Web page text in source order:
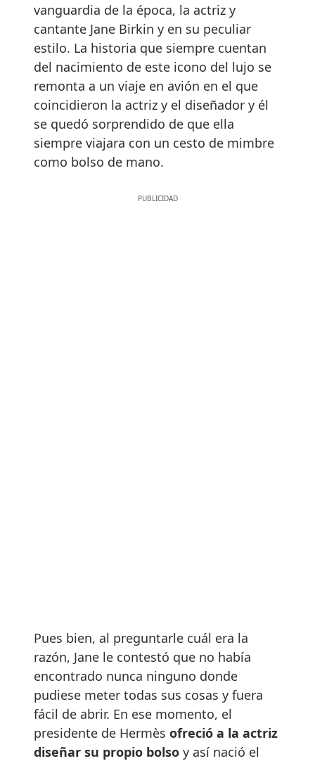
vanguardia de la época, la actriz y
cantante Jane Birkin y en su peculiar
estilo. La historia que siempre cuentan
del nacimiento de este icono del lujo se
remonta a un viaje en avión en el que
coincidieron la actriz y el diseñador y él
se quedó sorprendido de que ella
siempre viajara con un cesto de mimbre
como bolso de mano.
Pues bien, al preguntarle cuál era la
razón, Jane le contestó que no había
encontrado nunca ninguno donde
pudiese meter todas sus cosas y fuera
fácil de abrir. En ese momento, el
presidente de Hermès ofreció a la actriz
diseñar su propio bolso y así nació el